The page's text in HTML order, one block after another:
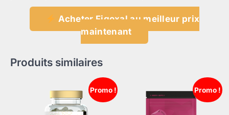
Acheter Figoxal au meilleur prix
maintenant
Produits similaires
Promo ! Promo !